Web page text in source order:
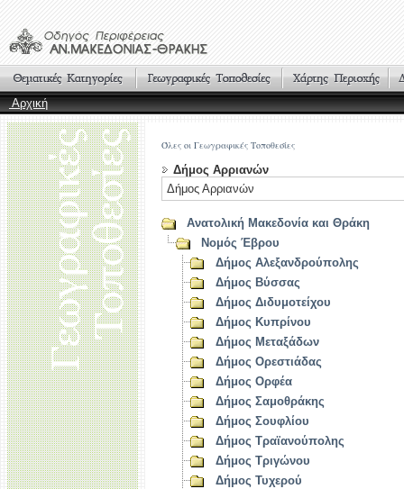
Αρχική
Όλες οι Γεωγραφικές Τοποθεσίες
Δήμος Αρριανών
Δήμος Αρριανών
Ανατολική Μακεδονία και Θράκη
Νομός Έβρου
Δήμος Αλεξανδρούπολης
Δήμος Βύσσας
Δήμος Διδυμοτείχου
Δήμος Κυπρίνου
Δήμος Μεταξάδων
Δήμος Ορεστιάδας
Δήμος Ορφέα
Δήμος Σαμοθράκης
Δήμος Σουφλίου
Δήμος Τραϊανούπολης
Δήμος Τριγώνου
Δήμος Τυχερού